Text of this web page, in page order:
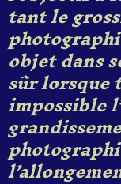
tant le
objet dans
sûr lorsque
impossible
grand
l’